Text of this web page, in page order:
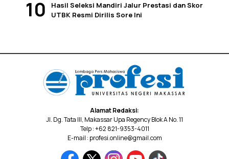
Hasil Seleksi Mandiri Jalur Prestasi dan Skor
UTBK Resmi Dirilis Sore Ini
Alamat Redaksi:
Jl. Dg. Tata III, Makassar Upa Regency Blok A No. 11
Telp : +62 821-9353-4011
E-mail : profesi.online@gmail.com